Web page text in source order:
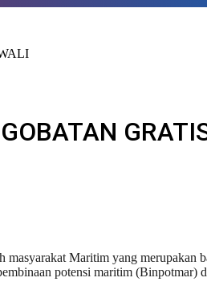
Maritim yang merupakan
potensi maritim (Binpotmar)